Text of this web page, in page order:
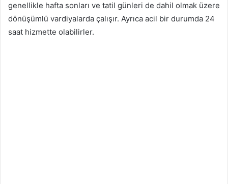
genellikle hafta sonları ve tatil günleri de dahil olmak üzere
dönüşümlü vardiyalarda çalışır. Ayrıca acil bir durumda 24
saat hizmette olabilirler.